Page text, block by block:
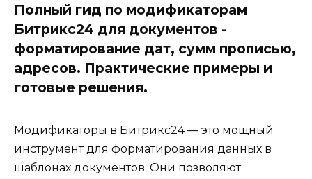
Полный гид по модификаторам
Битрикс24 для документов -
форматирование дат, сумм прописью,
адресов. Практические примеры и
готовые решения.
Модификаторы в Битрикс24 — это мощный
инструмент для форматирования данных в
шаблонах документов. Они позволяют